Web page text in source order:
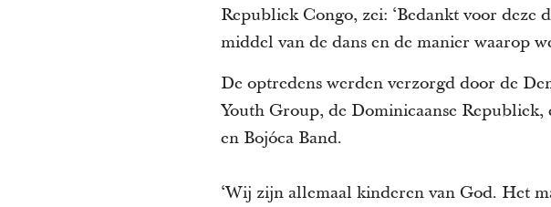
Republiek Congo, zei: ‘Bedankt voor
middel van de dans en de manier waarop
De optredens werden verzorgd door de
Youth Group, de Dominicaanse Republiek,
en Bojóca Band.
‘Wij zijn allemaal kinderen van God. Het